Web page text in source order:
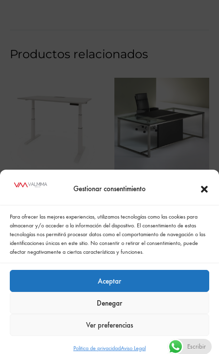
Gestionar consentimiento
Para ofrecer las mejores experiencias, utilizamos tecnologías como las cookies para
almacenar y/o acceder a la información del dispositivo. El consentimiento de estas
tecnologías nos permitirá procesar datos como el comportamiento de navegación o las
identificaciones únicas en este sitio. No consentir o retirar el consentimiento, puede
afectar negativamente a ciertas características y funciones.
Aceptar
Denegar
Ver preferencias
Politica de privacidadAviso Legal
Productos relacionados
HEAVEN OFFICE DIKTAT
Politica de confidencialidad
Comunicación de la política de responsabilidad social empresarial
Escribir